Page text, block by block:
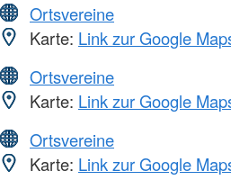
Ortsvereine
Karte: Link zur Google
Ortsvereine
Karte: Link zur Google
Ortsvereine
Karte: Link zur Google